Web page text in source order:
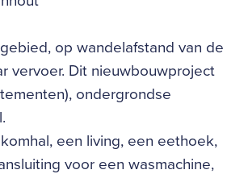
op wandelafstand van de
vervoer. Dit nieuwbouwproject
ondergrondse
een living, een eethoek,
voor een wasmachine,